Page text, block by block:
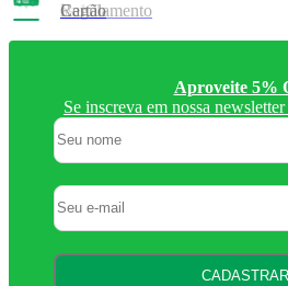
Aproveite 5%
Se inscreva em nossa
CADASTRAR